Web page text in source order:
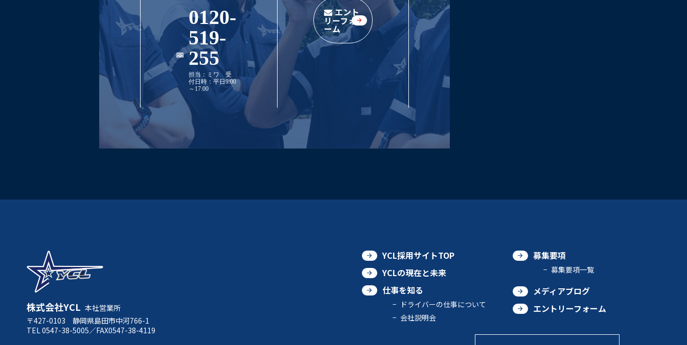
0120-
519-
255
担当：ミワ 受
付日時：平日9:00
～17:00
エント
リーフォ
ーム
YCL採用サイトTOP
YCLの現在と未来
仕事を知る
ドライバーの仕事について
会社説明会
募集要項
募集要項一覧
メディアブログ
エントリーフォーム
株式会社YCL 本社営業所
〒427-0103 静岡県島田市中河766-1
TEL 0547-38-5005／FAX0547-38-4119